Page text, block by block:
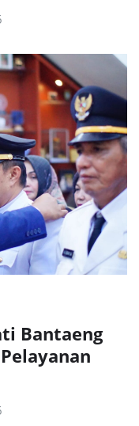
Bantaeng